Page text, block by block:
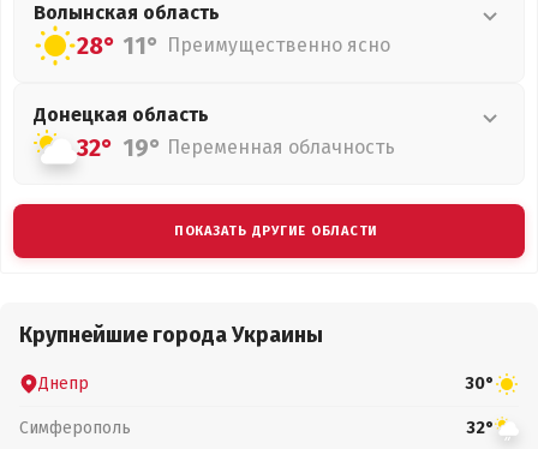
Волынская область
28° 11° Преимущественно ясно
Донецкая область
32° 19° Переменная облачность
ПОКАЗАТЬ ДРУГИЕ ОБЛАСТИ
Крупнейшие города Украины
Днепр 30°
Симферополь 32°